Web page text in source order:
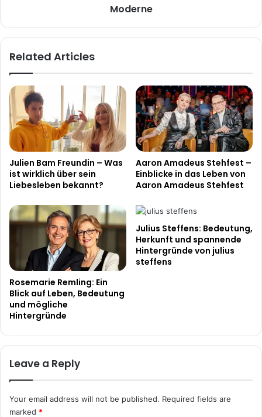
Moderne
Related Articles
Julien Bam Freundin – Was
ist wirklich über sein
Liebesleben bekannt?
Aaron Amadeus Stehfest –
Einblicke in das Leben von
Aaron Amadeus Stehfest
Rosemarie Remling: Ein
Blick auf Leben, Bedeutung
und mögliche
Hintergründe
Julius Steffens: Bedeutung,
Herkunft und spannende
Hintergründe von julius
steffens
Leave a Reply
Your email address will not be published. Required fields are
marked *